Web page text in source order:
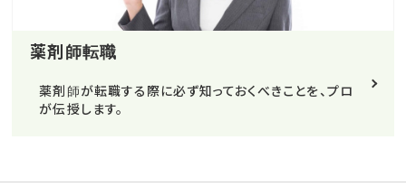
薬剤師転職
薬剤師が転職する際に必ず知っておくべきことを、プロ
が伝授します。